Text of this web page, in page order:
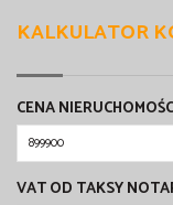
KALKULATOR
CENA
VAT OD TAKSY